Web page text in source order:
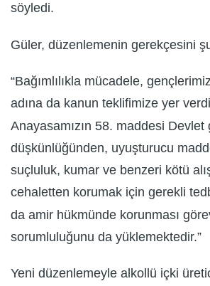
söyledi.
Güler, düzenlemenin gerekçesini
“Bağımlılıkla mücadele,
adına da kanun teklifimize yer
Anayasamızın 58. maddesi Devlet
düşkünlüğünden, uyuşturucu
suçluluk, kumar ve benzeri kötü
cehaletten korumak için gerekli
da amir hükmünde korunması
sorumluluğunu da yüklemektedir.”
Yeni düzenlemeyle alkollü içki